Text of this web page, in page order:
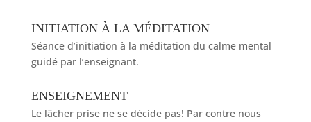
INITIATION À LA MÉDITATION
Séance d’initiation à la méditation du calme mental
guidé par l’enseignant.
ENSEIGNEMENT
Le lâcher prise ne se décide pas! Par contre nous